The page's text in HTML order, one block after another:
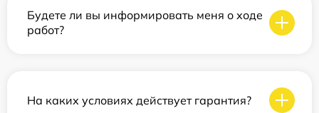
Будете ли вы информировать меня о ходе
работ?
На каких условиях действует гарантия?